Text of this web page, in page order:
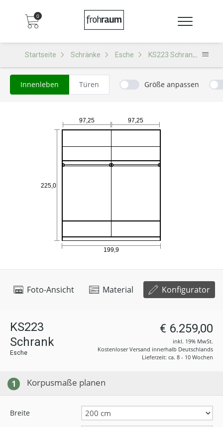
0
Startseite Schränke Esche KS223 Schrank
Foto-Ansicht Material Konfigurator
Innenleben Türen Größe anpassen
KS223
Schrank
Esche
€ 6.259,00
inkl. 19% MwSt.
Kostenloser Versand innerhalb Deutschlands
Lieferzeit: ca. 8 - 10 Wochen
1 Korpusmaße planen
Breite